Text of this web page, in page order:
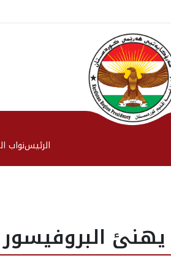
الرئیسنواب
يهنئ